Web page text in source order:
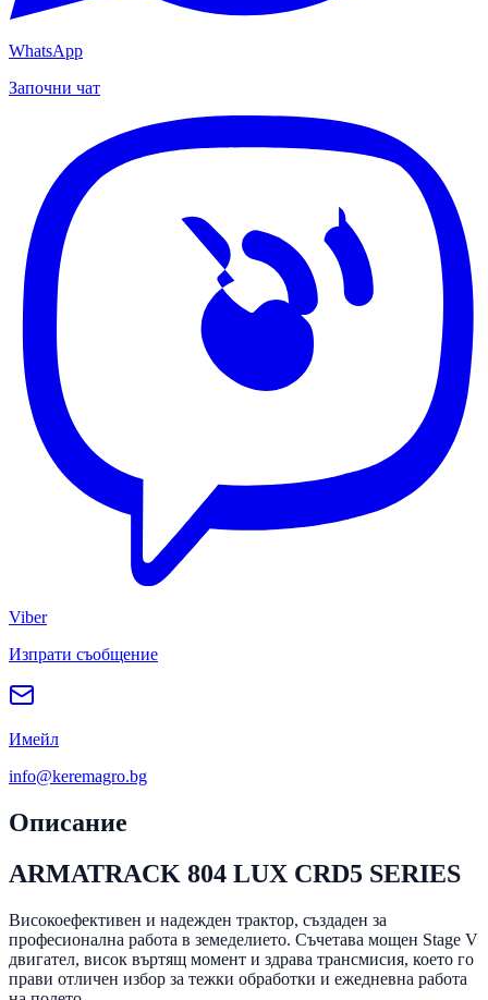
WhatsApp
Започни чат
Viber
Изпрати съобщение
Имейл
info@keremagro.bg
Описание
ARMATRACK 804 LUX CRD5 SERIES
Високоефективен и надежден трактор, създаден за
професионална работа в земеделието. Съчетава мощен Stage V
двигател, висок въртящ момент и здрава трансмисия, което го
прави отличен избор за тежки обработки и ежедневна работа